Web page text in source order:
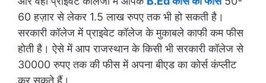
60 हज़ार से लेकर 1.5 लाख रुपए तक भी हो सकती है।
सरकारी कॉलेज में प्राइवेट कॉलेज के मुकाबले काफी कम फीस
होती है। ऐसे में आप राजस्थान के किसी भी सरकारी कॉलेज से
30000 रुपए तक की फीस में अपना बीएड का कोर्स कंप्लीट
कर सकते हैं।